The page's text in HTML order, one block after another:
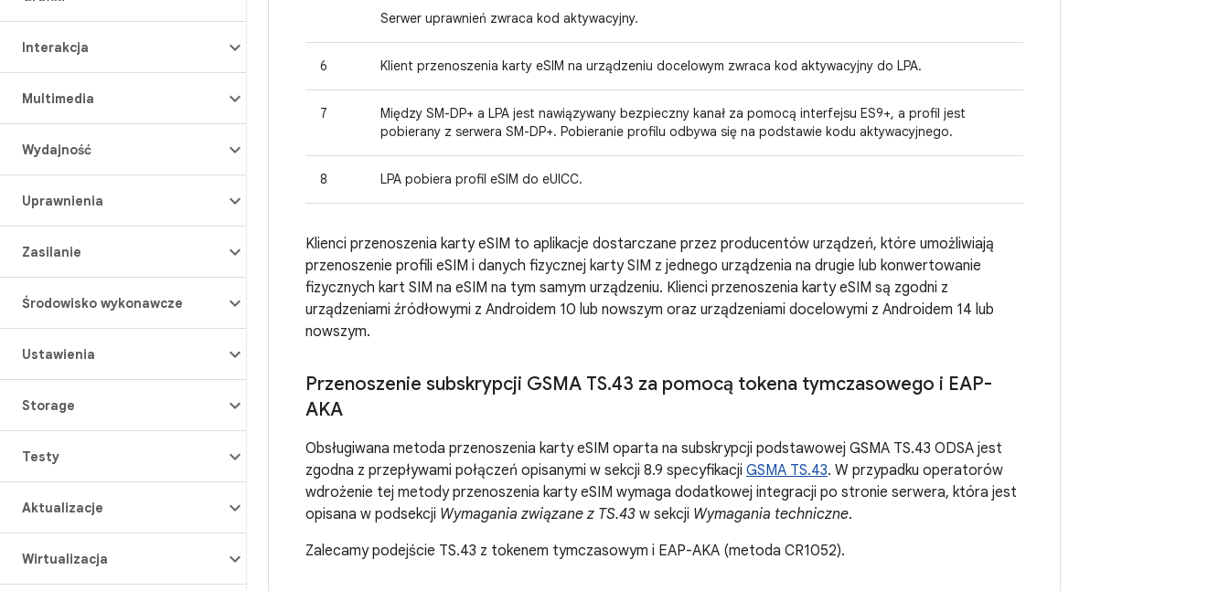
Interakcja
Multimedia
Wydajność
Uprawnienia
Zasilanie
Środowisko wykonawcze
Ustawienia
Storage
Testy
Aktualizacje
Wirtualizacja
Serwer uprawnień zwraca kod aktywacyjny.
6 Klient przenoszenia karty eSIM na urządzeniu docelowym zwraca kod aktywacyjny do LPA.
7
Między SM-DP+ a LPA jest nawiązywany bezpieczny kanał za pomocą interfejsu ES9+, a profil jest
pobierany z serwera SM-DP+. Pobieranie profilu odbywa się na podstawie kodu aktywacyjnego.
8 LPA pobiera profil eSIM do eUICC.
Klienci przenoszenia karty eSIM to aplikacje dostarczane przez producentów urządzeń, które umożliwiają
przenoszenie profili eSIM i danych fizycznej karty SIM z jednego urządzenia na drugie lub konwertowanie
fizycznych kart SIM na eSIM na tym samym urządzeniu. Klienci przenoszenia karty eSIM są zgodni z
urządzeniami źródłowymi z Androidem 10 lub nowszym oraz urządzeniami docelowymi z Androidem 14 lub
nowszym.
Przenoszenie subskrypcji GSMA TS.43 za pomocą tokena tymczasowego i EAP-
AKA
Obsługiwana metoda przenoszenia karty eSIM oparta na subskrypcji podstawowej GSMA TS.43 ODSA jest
zgodna z przepływami połączeń opisanymi w sekcji 8.9 specyfikacji GSMA TS.43. W przypadku operatorów
wdrożenie tej metody przenoszenia karty eSIM wymaga dodatkowej integracji po stronie serwera, która jest
opisana w podsekcji Wymagania związane z TS.43 w sekcji Wymagania techniczne.
Zalecamy podejście TS.43 z tokenem tymczasowym i EAP-AKA (metoda CR1052).